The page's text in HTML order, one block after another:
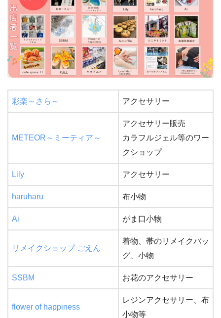
彩楽～さら～ アクセサリー
METEOR～ミーティア～
アクセサリー販売
カラフルジェル等のワー
クショップ
Lily アクセサリー
haruharu 布小物
Ai がま口小物
リメイクショップ ごえん
着物、帯のリメイクバッ
グ、小物
SSBM お花のアクセサリー
flower of happiness
レジンアクセサリー、布
小物等